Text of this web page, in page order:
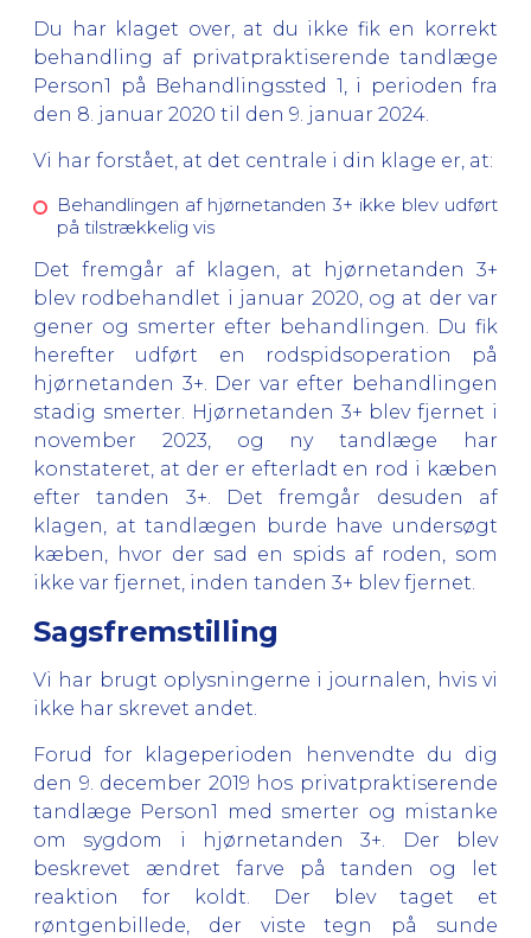
Du har klaget over, at du ikke fik en korrekt
behandling af privatpraktiserende tandlæge
Person1 på Behandlingssted 1, i perioden fra
den 8. januar 2020 til den 9. januar 2024.
Vi har forstået, at det centrale i din klage er, at:
Behandlingen af hjørnetanden 3+ ikke blev udført
på tilstrækkelig vis
Det fremgår af klagen, at hjørnetanden 3+
blev rodbehandlet i januar 2020, og at der var
gener og smerter efter behandlingen. Du fik
herefter udført en rodspidsoperation på
hjørnetanden 3+. Der var efter behandlingen
stadig smerter. Hjørnetanden 3+ blev fjernet i
november 2023, og ny tandlæge har
konstateret, at der er efterladt en rod i kæben
efter tanden 3+. Det fremgår desuden af
klagen, at tandlægen burde have undersøgt
kæben, hvor der sad en spids af roden, som
ikke var fjernet, inden tanden 3+ blev fjernet.
Sagsfremstilling
Vi har brugt oplysningerne i journalen, hvis vi
ikke har skrevet andet.
Forud for klageperioden henvendte du dig
den 9. december 2019 hos privatpraktiserende
tandlæge Person1 med smerter og mistanke
om sygdom i hjørnetanden 3+. Der blev
beskrevet ændret farve på tanden og let
reaktion for koldt. Der blev taget et
røntgenbillede, der viste tegn på sunde